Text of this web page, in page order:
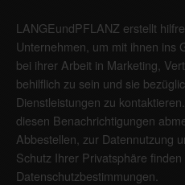
LANGEundPFLANZ erstellt
Unternehmen, um mit ihnen ins
bei ihrer Arbeit in Marketing,
behilflich zu sein und sie
Dienstleistungen zu
diesen Benachrichtigungen
Abbestellen, zur Datennutzung
Schutz Ihrer Privatsphäre
Datenschutzbestimmungen